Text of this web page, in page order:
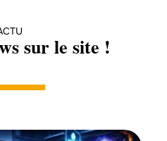
sur le site !